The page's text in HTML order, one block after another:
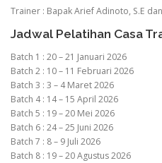
Trainer : Bapak Arief Adinoto, S.E
Jadwal Pelatihan Casa
Batch 1 : 20 – 21 Januari 2026
Batch 2 : 10 – 11 Februari 2026
Batch 3 : 3 – 4 Maret 2026
Batch 4 : 14 – 15 April 2026
Batch 5 : 19 – 20 Mei 2026
Batch 6 : 24 – 25 Juni 2026
Batch 7 : 8 – 9 Juli 2026
Batch 8 : 19 – 20 Agustus 2026